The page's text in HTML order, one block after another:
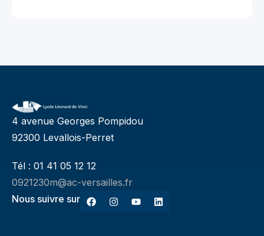
4 avenue Georges Pompidou
92300 Levallois-Perret
Tél : 01 41 05 12 12
0921230m@ac-versailles.fr
Nous suivre sur